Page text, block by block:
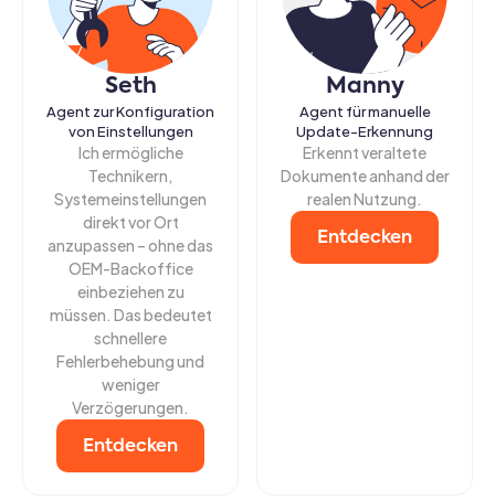
Seth
Agent zur Konfiguration
von Einstellungen
Ich ermögliche
Technikern,
Systemeinstellungen
direkt vor Ort
anzupassen – ohne das
OEM-Backoffice
einbeziehen zu
müssen. Das bedeutet
schnellere
Fehlerbehebung und
weniger
Verzögerungen.
Entdecken
Manny
Agent für manuelle
Update-Erkennung
Erkennt veraltete
Dokumente anhand der
realen Nutzung.
Entdecken